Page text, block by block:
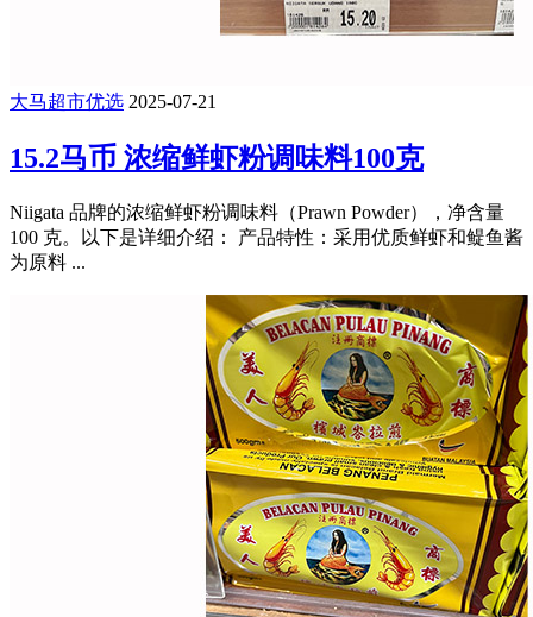
大马超市优选 2025-07-21
15.2马币 浓缩鲜虾粉调味料100克
Niigata 品牌的浓缩鲜虾粉调味料（Prawn Powder），净含量
100 克。以下是详细介绍： 产品特性：采用优质鲜虾和鳀鱼酱
为原料 ...